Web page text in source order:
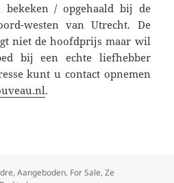
/ opgehaald bij de
westen van Utrecht. De
niet de hoofdprijs maar wil
bij een echte liefhebber
kunt u contact opnemen
.
,Aangeboden, For Sale,Ze